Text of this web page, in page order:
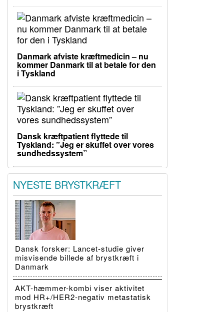
Danmark afviste kræftmedicin – nu
kommer Danmark til at betale for den
i Tyskland
Dansk kræftpatient flyttede til
Tyskland: ”Jeg er skuffet over vores
sundhedssystem”
NYESTE BRYSTKRÆFT
Dansk forsker: Lancet-studie giver
misvisende billede af brystkræft i
Danmark
AKT-hæmmer-kombi viser aktivitet
mod HR+/HER2-negativ metastatisk
brystkræft